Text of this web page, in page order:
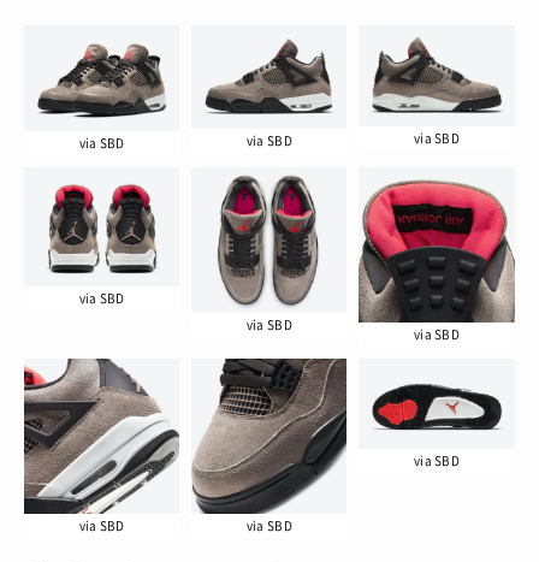
via SBD via SBD via SBD
via SBD
via SBD
via SBD
via SBD via SBD
via SBD